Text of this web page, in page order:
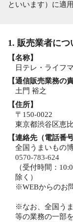
といいます）に適
1. 販売業者につ
【名称】
日テレ・ライフ
【通信販売業務の
土門 裕之
【住所】
〒150-0022
東京都渋谷区恵
【連絡先（電話番
全国うまいもの
0570-783-624
（受付時間：
除く）
※WEBからのお
※なお、全国う
等の業務の一部